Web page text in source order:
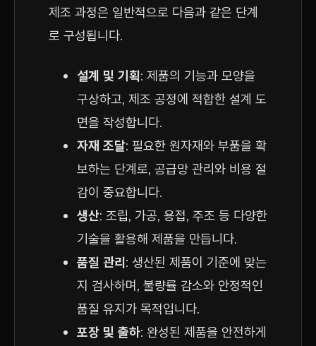
제조 과정은 일반적으로 다음과 같은 단계
로 구성됩니다.
설계 및 기획: 제품의 기능과 모양을
구상하고, 제조 공정에 적합한 설계 도
면을 작성합니다.
자재 조달: 필요한 원자재와 부품을 확
보하는 단계로, 공급망 관리와 비용 절
감이 중요합니다.
생산: 조립, 가공, 용접, 주조 등 다양한
기술을 활용해 제품을 만듭니다.
품질 관리: 생산된 제품이 기준에 맞는
지 검사하며, 불량률 감소와 안정적인
품질 유지가 목적입니다.
포장 및 출하: 완성된 제품을 안전하게